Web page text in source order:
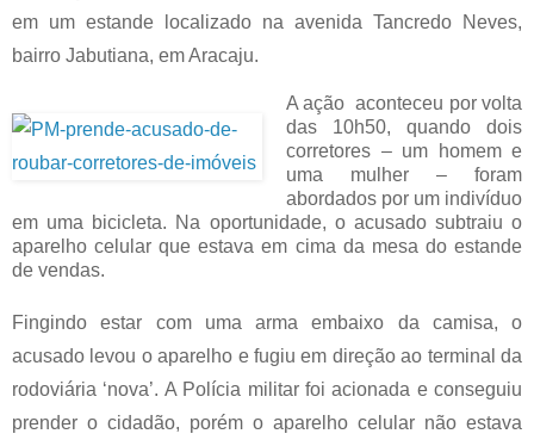
em um estande localizado na avenida Tancredo Neves,
bairro Jabutiana, em Aracaju.
A ação aconteceu por volta
das 10h50, quando dois
corretores – um homem e
uma mulher – foram
abordados por um indivíduo
em uma bicicleta. Na oportunidade, o acusado subtraiu o
aparelho celular que estava em cima da mesa do estande
de vendas.
Fingindo estar com uma arma embaixo da camisa, o
acusado levou o aparelho e fugiu em direção ao terminal da
rodoviária ‘nova’. A Polícia militar foi acionada e conseguiu
prender o cidadão, porém o aparelho celular não estava